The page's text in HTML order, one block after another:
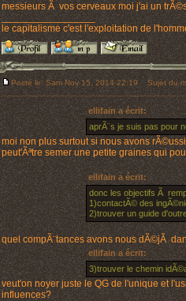
messieurs Ã vos cerveaux moi j'ai un
_________________
le capitalisme c'est l'exploitation de
Posté le: Sam Nov 15, 2014 22:19 Sujet du
ellifain a écrit:
aprÃ¨s je suis pas pour
moi non plus surtout si nous avons
peut'Ãªtre semer une petite graines qui
ellifain a écrit:
donc les objectifs Ã
1)contactÃ© des
2)trouver un guide
quel compÃ¨tances avons nous dÃ©jÃ
ellifain a écrit:
3)trouver le chemin
veut'on noyer juste le QG de l'unique et
influences?